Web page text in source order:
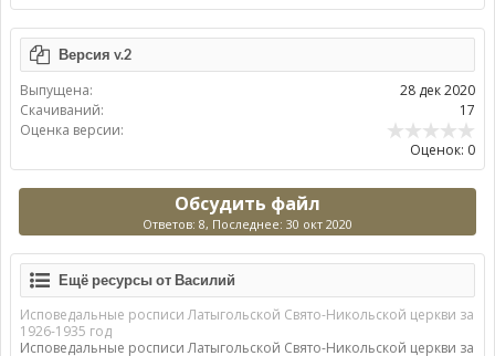
Версия v.2
Выпущена:
28 дек 2020
Скачиваний:
17
Оценка версии:
Оценок: 0
Обсудить файл
Ответов: 8, Последнее: 30 окт 2020
Ещё ресурсы от Василий
Исповедальные росписи Латыгольской Свято-Никольской церкви за
1926-1935 год
Исповедальные росписи Латыгольской Свято-Никольской церкви за